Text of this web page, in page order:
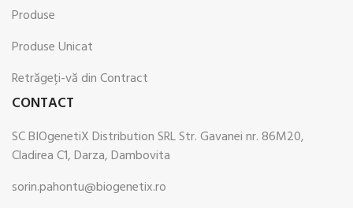
Produse
Produse Unicat
Retrăgeți-vă din Contract
CONTACT
SC BIOgenetiX Distribution SRL Str. Gavanei nr. 86M20,
Cladirea C1, Darza, Dambovita
sorin.pahontu@biogenetix.ro